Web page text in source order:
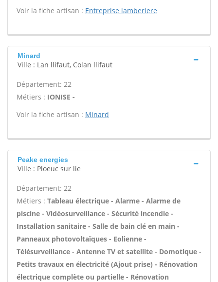
Voir la fiche artisan : Entreprise lamberiere
Minard
Ville : Lan llifaut, Colan llifaut
Département: 22
Métiers : IONISE -
Voir la fiche artisan : Minard
Peake energies
Ville : Ploeuc sur lie
Département: 22
Métiers : Tableau électrique - Alarme - Alarme de
piscine - Vidéosurveillance - Sécurité incendie -
Installation sanitaire - Salle de bain clé en main -
Panneaux photovoltaïques - Eolienne -
Télésurveillance - Antenne TV et satellite - Domotique -
Petits travaux en électricité (Ajout prise) - Rénovation
électrique complète ou partielle - Rénovation